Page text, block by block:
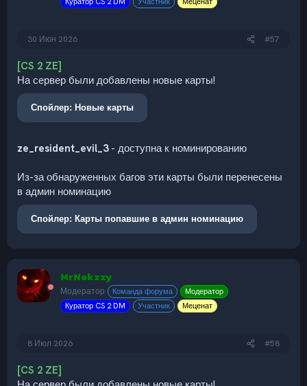
30 Июн 2026 #57
[CS 2 ZE]
На сервер были добавлены новые карты!
Спойлер: Новые карты
ze_resident_evil_3- доступна к номинированию
Из-за обнаруженных багов эти карты были перенесены
в админ номинацию
Спойлер: Карты попавшие в админ номинацию
MrNekzzy
Модератор Команда форума
Модератор
Куратор CS 2 DM
Участник Меценат
8 Июл 2026 #58
[CS 2 ZE]